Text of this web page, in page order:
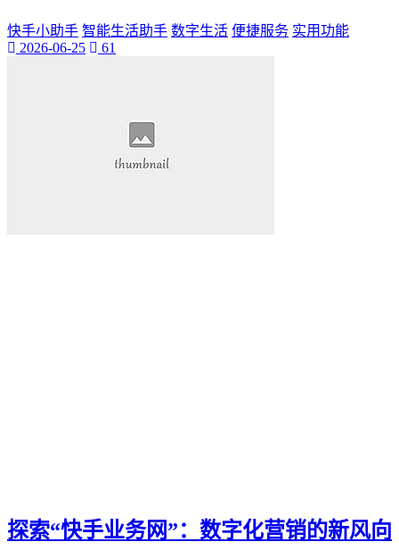
快手小助手 智能生活助手 数字生活 便捷服务 实用功能
2026-06-25
61
探索“快手业务网”：数字化营销的新风向